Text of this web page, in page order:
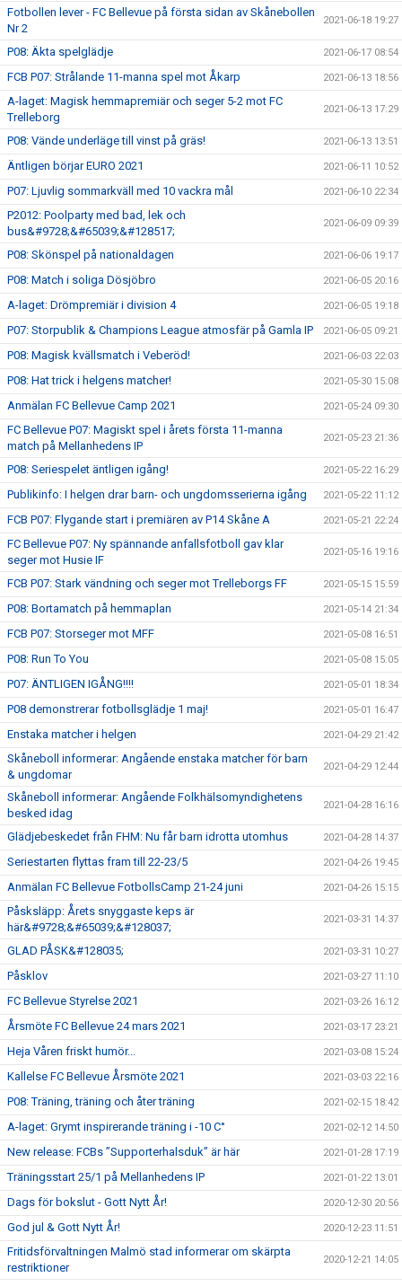
Fotbollen lever - FC Bellevue på första sidan av Skånebollen
Nr 2
2021-06-18 19:27
P08: Äkta spelglädje 2021-06-17 08:54
FCB P07: Strålande 11-manna spel mot Åkarp 2021-06-13 18:56
A-laget: Magisk hemmapremiär och seger 5-2 mot FC
Trelleborg
2021-06-13 17:29
P08: Vände underläge till vinst på gräs! 2021-06-13 13:51
Äntligen börjar EURO 2021 2021-06-11 10:52
P07: Ljuvlig sommarkväll med 10 vackra mål 2021-06-10 22:34
P2012: Poolparty med bad, lek och
bus&#9728;&#65039;&#128517;
2021-06-09 09:39
P08: Skönspel på nationaldagen 2021-06-06 19:17
P08: Match i soliga Dösjöbro 2021-06-05 20:16
A-laget: Drömpremiär i division 4 2021-06-05 19:18
P07: Storpublik & Champions League atmosfär på Gamla IP 2021-06-05 09:21
P08: Magisk kvällsmatch i Veberöd! 2021-06-03 22:03
P08: Hat trick i helgens matcher! 2021-05-30 15:08
Anmälan FC Bellevue Camp 2021 2021-05-24 09:30
FC Bellevue P07: Magiskt spel i årets första 11-manna
match på Mellanhedens IP
2021-05-23 21:36
P08: Seriespelet äntligen igång! 2021-05-22 16:29
Publikinfo: I helgen drar barn- och ungdomsserierna igång 2021-05-22 11:12
FCB P07: Flygande start i premiären av P14 Skåne A 2021-05-21 22:24
FC Bellevue P07: Ny spännande anfallsfotboll gav klar
seger mot Husie IF
2021-05-16 19:16
FCB P07: Stark vändning och seger mot Trelleborgs FF 2021-05-15 15:59
P08: Bortamatch på hemmaplan 2021-05-14 21:34
FCB P07: Storseger mot MFF 2021-05-08 16:51
P08: Run To You 2021-05-08 15:05
P07: ÄNTLIGEN IGÅNG!!!! 2021-05-01 18:34
P08 demonstrerar fotbollsglädje 1 maj! 2021-05-01 16:47
Enstaka matcher i helgen 2021-04-29 21:42
Skåneboll informerar: Angående enstaka matcher för barn
& ungdomar
2021-04-29 12:44
Skåneboll informerar: Angående Folkhälsomyndighetens
besked idag
2021-04-28 16:16
Glädjebeskedet från FHM: Nu får barn idrotta utomhus 2021-04-28 14:37
Seriestarten flyttas fram till 22-23/5 2021-04-26 19:45
Anmälan FC Bellevue FotbollsCamp 21-24 juni 2021-04-26 15:15
Påsksläpp: Årets snyggaste keps är
här&#9728;&#65039;&#128037;
2021-03-31 14:37
GLAD PÅSK&#128035; 2021-03-31 10:27
Påsklov 2021-03-27 11:10
FC Bellevue Styrelse 2021 2021-03-26 16:12
Årsmöte FC Bellevue 24 mars 2021 2021-03-17 23:21
Heja Våren friskt humör... 2021-03-08 15:24
Kallelse FC Bellevue Årsmöte 2021 2021-03-03 22:16
P08: Träning, träning och åter träning 2021-02-15 18:42
A-laget: Grymt inspirerande träning i -10 C° 2021-02-12 14:50
New release: FCBs ”Supporterhalsduk” är här 2021-01-28 17:19
Träningsstart 25/1 på Mellanhedens IP 2021-01-22 13:01
Dags för bokslut - Gott Nytt År! 2020-12-30 20:56
God jul & Gott Nytt År! 2020-12-23 11:51
Fritidsförvaltningen Malmö stad informerar om skärpta
restriktioner
2020-12-21 14:05